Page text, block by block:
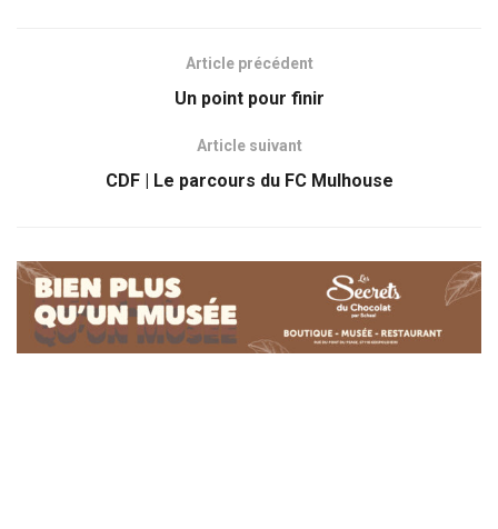
Article précédent
Un point pour finir
Article suivant
CDF | Le parcours du FC Mulhouse